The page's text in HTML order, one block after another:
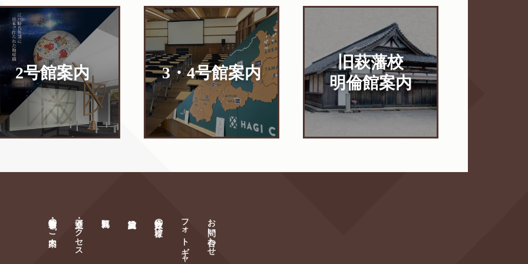
2号館案内 3・4号館案内
旧萩藩校
明倫館案内
お問い合わせ
フォトギャラリー
旅行会社の皆様へ
交通・アクセス
萩・明倫学舎のご案内